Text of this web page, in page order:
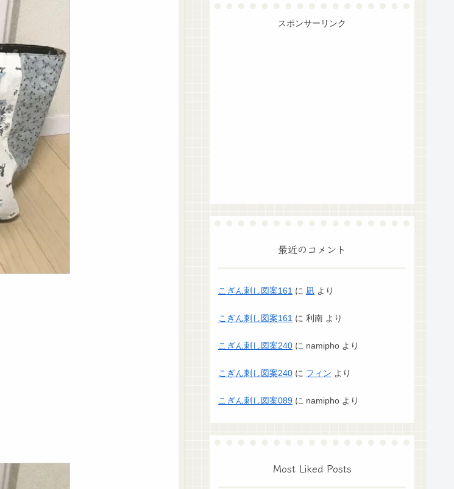
スポンサーリンク
最近のコメント
こぎん刺し図案161 に 凪 より
こぎん刺し図案161 に 利南 より
こぎん刺し図案240 に namipho より
こぎん刺し図案240 に フィン より
こぎん刺し図案089 に namipho より
Most Liked Posts